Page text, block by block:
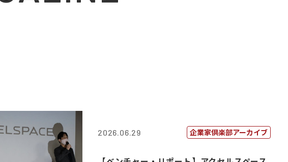
2026.06.29 企業家倶楽部アーカイブ